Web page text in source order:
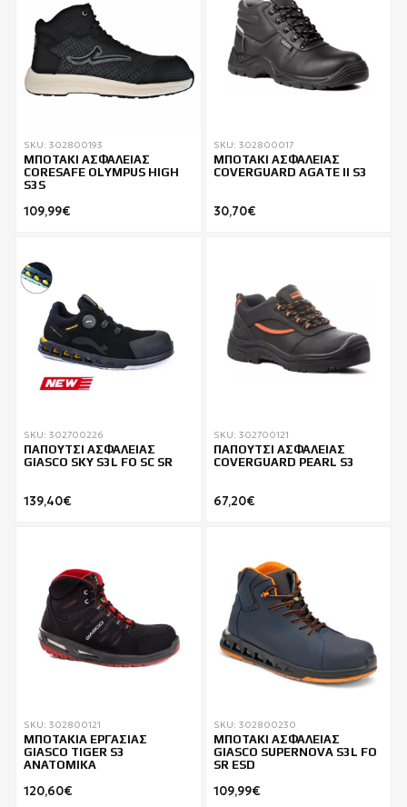
SKU: 302800193
ΜΠΟΤΑΚΙ ΑΣΦΑΛΕΙΑΣ
CORESAFE OLYMPUS HIGH
S3S
109,99€
SKU: 302800017
ΜΠΟΤΑΚΙ ΑΣΦΑΛΕΙΑΣ
COVERGUARD AGATE II S3
30,70€
SKU: 302700226
ΠΑΠΟΥΤΣΙ ΑΣΦΑΛΕΙΑΣ
GIASCO SKY S3L FO SC SR
139,40€
SKU: 302700121
ΠΑΠΟΥΤΣΙ ΑΣΦΑΛΕΙΑΣ
COVERGUARD PEARL S3
67,20€
SKU: 302800121
ΜΠΟΤΑΚΙΑ ΕΡΓΑΣΙΑΣ
GIASCO TIGER S3
ΑΝΑΤΟΜΙΚΑ
120,60€
SKU: 302800230
ΜΠΟΤΑΚΙ ΑΣΦΑΛΕΙΑΣ
GIASCO SUPERNOVA S3L FO
SR ESD
109,99€